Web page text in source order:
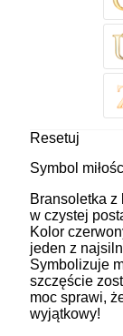
Resetuj
Symbol
Bransoletka z
w czystej
Kolor
jeden z
Symbolizuje
szczęście
moc sprawi,
wyjątkowy!